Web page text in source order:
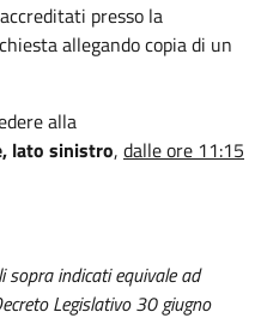
presso la
allegando copia di un
alla
lato sinistro, dalle ore 11:15
sopra indicati equivale ad
Legislativo 30 giugno